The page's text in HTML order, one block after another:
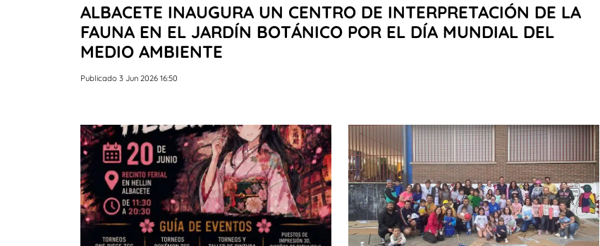
ALBACETE INAUGURA UN CENTRO DE INTERPRETACIÓN DE LA
FAUNA EN EL JARDÍN BOTÁNICO POR EL DÍA MUNDIAL DEL
MEDIO AMBIENTE
Publicado 3 Jun 2026 16:50